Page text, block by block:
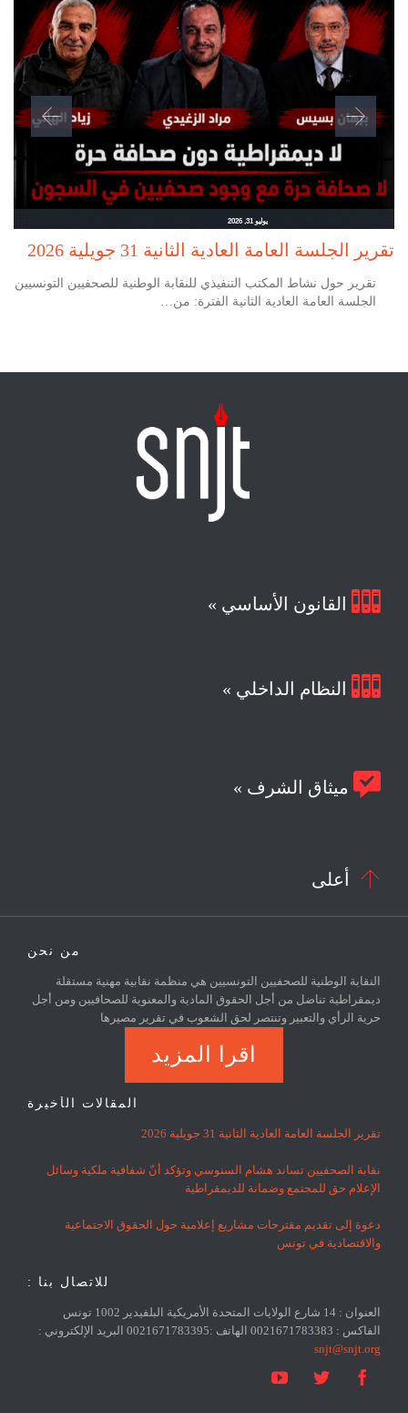
يوليو 31, 2026
تقرير الجلسة العامة العادية الثانية 31 جويلية 2026
تقرير حول نشاط المكتب التنفيذي للنقابة الوطنية للصحفيين التونسيين
الجلسة العامة العادية الثانية الفترة: من…
 القانون الأساسي »
 النظام الداخلي »
 ميثاق الشرف »
 أعلى
من نحن
النقابة الوطنية للصحفيين التونسيين هي منظمة نقابية مهنية مستقلة
ديمقراطية تناضل من أجل الحقوق المادية والمعنوية للصحافيين ومن أجل
حرية الرأي والتعبير وتنتصر لحق الشعوب في تقرير مصيرها
اقرا المزيد
المقالات الأخيرة
تقرير الجلسة العامة العادية الثانية 31 جويلية 2026
نقابة الصحفيين تساند هشام السنوسي وتؤكد أنّ شفافية ملكية وسائل
الإعلام حق للمجتمع وضمانة للديمقراطية
دعوة إلى تقديم مقترحات مشاريع إعلامية حول الحقوق الاجتماعية
والاقتصادية في تونس
للاتصال بنا :
العنوان : 14 شارع الولايات المتحدة الأمريكية البلفيدير 1002 تونس
الفاكس : 0021671783383 الهاتف :0021671783395 البريد الإلكتروني :
snjt@snjt.org


